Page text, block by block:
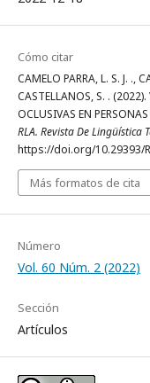
Cómo citar
CAMELO PARRA, L. S. J. .,
CASTELLANOS, S. .
OCLUSIVAS EN
RLA. Revista De Lingüística
https://doi.org/10.29393/
Más formatos de cita
Número
Vol. 60 Núm. 2 (2022)
Sección
Artículos